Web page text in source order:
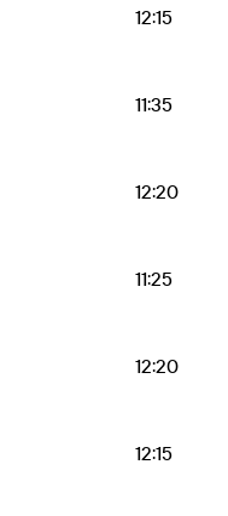
12:15
11:35
12:20
11:25
12:20
12:15